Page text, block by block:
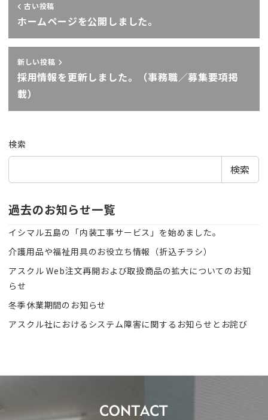
古い投稿
ホームページを公開しました。
新しい投稿
採用情報を更新しました。（事務職／募集要項掲
載）
検索
検索
過去のお知らせ一覧
イシマル五島の「内装工事サービス」を始めました。
介護用品や福祉用具のお役立ち情報（折込チラシ）
アスクル Web注文再開および取扱商品の拡大についてのお知
らせ
冬季休業期間のお知らせ
アスクル社におけるシステム障害に関するお知らせとお詫び